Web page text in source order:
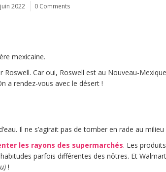
2022 0 Comments
mexicaine.
Car oui, Roswell est au Nouveau-
a rendez-vous avec le désert !
Il ne s’agirait pas de tomber en rade au milieu
les rayons des supermarchés. Les
parfois différentes des nôtres. Et Walmart
!